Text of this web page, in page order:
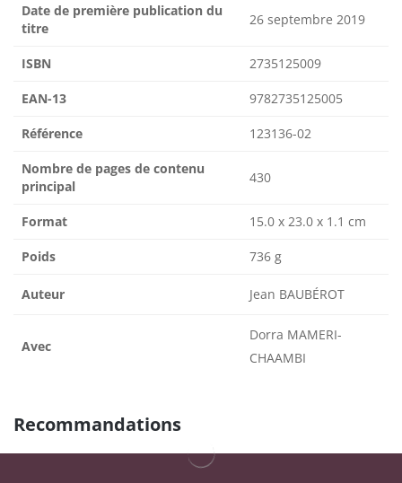
Date de première publication du
titre
26 septembre 2019
ISBN 2735125009
EAN-13 9782735125005
Référence 123136-02
Nombre de pages de contenu
principal
430
Format 15.0 x 23.0 x 1.1 cm
Poids 736 g
Auteur Jean BAUBÉROT
Avec
Dorra MAMERI-
CHAAMBI
Recommandations